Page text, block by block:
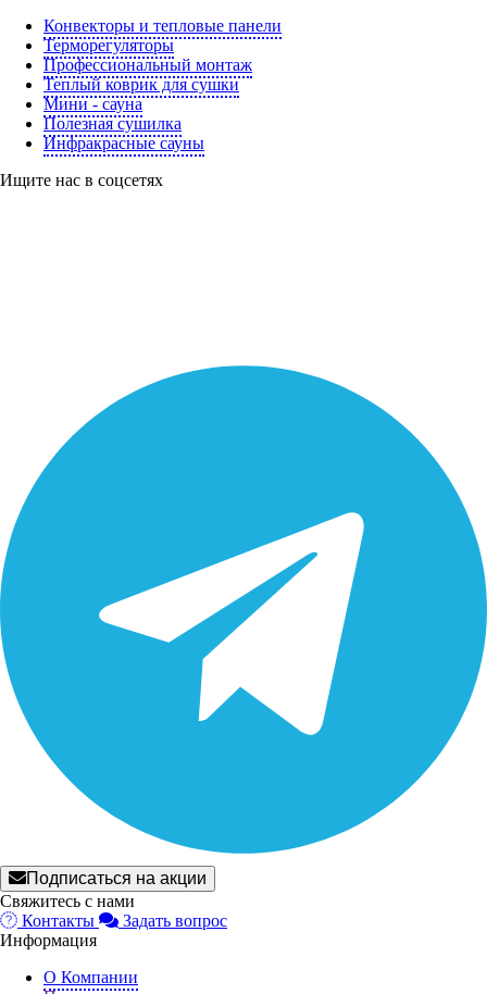
Конвекторы и тепловые панели
Терморегуляторы
Профессиональный монтаж
Теплый коврик для сушки
Мини - сауна
Полезная сушилка
Инфракрасные сауны
Ищите нас в соцсетях
Подписаться на акции
Свяжитесь с нами
Контакты
Задать вопрос
Информация
О Компании